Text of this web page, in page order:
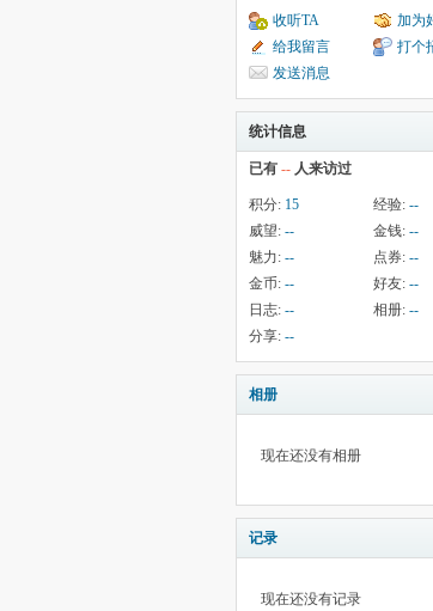
收听TA
加为
给我留言
打个
发送消息
统计信息
已有 -- 人来访过
积分: 15 经验: --
威望: -- 金钱: --
魅力: -- 点券: --
金币: -- 好友: --
日志: -- 相册: --
分享: --
相册
现在还没有相册
记录
现在还没有记录